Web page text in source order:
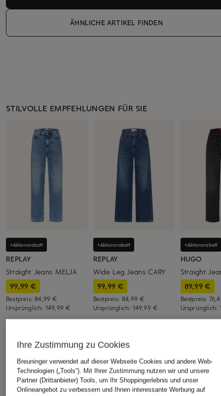
ÄHNLICHE ARTIKEL FINDEN
STILVOLLE EMPFEHLUNGEN FÜR SIE
+Aktionsrabatt
REPLAY
Straight Jeans MELJA
99,99 €
Bestpreis:84,99 €
Ursprünglich: 149,99 €
+Aktionsrabatt
REPLAY
Wide Leg Jeans CARY
99,99 €
Bestpreis: 84,99 €
Ursprünglich: 149,99 €
+Aktionsrabatt
HUGO
Straight
89,99 €
Bestpreis:
Ursprünglich:
ÄHNLICHE ARTIKEL ENTDECKEN
Ihre Zustimmung zu Cookies
Breuninger verwendet auf dieser Webseite Cookies und andere Web-
Technologien („Tools“). Mit Ihrer Zustimmung nutzen wir und unsere
Partner (Drittanbieter) Tools, um Ihr Shoppingerlebnis und unser
Onlineangebot zu verbessern und Ihnen interessante Werbung auf